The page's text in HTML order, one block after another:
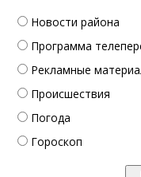
Новости района
Программа
Рекламные
Происшествия
Погода
Гороскоп